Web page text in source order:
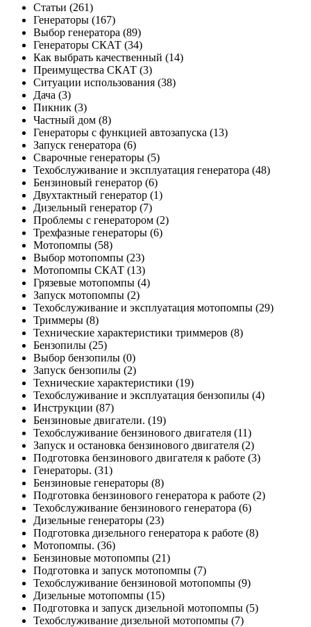
Статьи (261)
Генераторы (167)
Выбор генератора (89)
Генераторы СКАТ (34)
Как выбрать качественный (14)
Преимущества СКАТ (3)
Ситуации использования (38)
Дача (3)
Пикник (3)
Частный дом (8)
Генераторы с функцией автозапуска (13)
Запуск генератора (6)
Сварочные генераторы (5)
Техобслуживание и эксплуатация генератора (48)
Бензиновый генератор (6)
Двухтактный генератор (1)
Дизельный генератор (7)
Проблемы с генератором (2)
Трехфазные генераторы (6)
Мотопомпы (58)
Выбор мотопомпы (23)
Мотопомпы СКАТ (13)
Грязевые мотопомпы (4)
Запуск мотопомпы (2)
Техобслуживание и эксплуатация мотопомпы (29)
Триммеры (8)
Технические характеристики триммеров (8)
Бензопилы (25)
Выбор бензопилы (0)
Запуск бензопилы (2)
Технические характеристики (19)
Техобслуживание и эксплуатация бензопилы (4)
Инструкции (87)
Бензиновые двигатели. (19)
Техобслуживание бензинового двигателя (11)
Запуск и остановка бензинового двигателя (2)
Подготовка бензинового двигателя к работе (3)
Генераторы. (31)
Бензиновые генераторы (8)
Подготовка бензинового генератора к работе (2)
Техобслуживание бензинового генератора (6)
Дизельные генераторы (23)
Подготовка дизельного генератора к работе (8)
Мотопомпы. (36)
Бензиновые мотопомпы (21)
Подготовка и запуск мотопомпы (7)
Техобслуживание бензиновой мотопомпы (9)
Дизельные мотопомпы (15)
Подготовка и запуск дизельной мотопомпы (5)
Техобслуживание дизельной мотопомпы (7)